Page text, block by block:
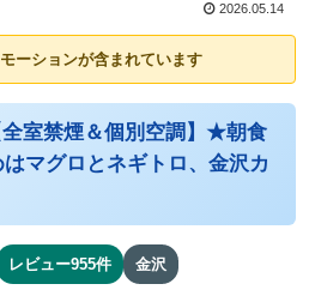
2026.05.14
ーションが含まれています
全室禁煙＆個別空調】★朝食
マグロとネギトロ、金沢カ
レビュー955件 金沢